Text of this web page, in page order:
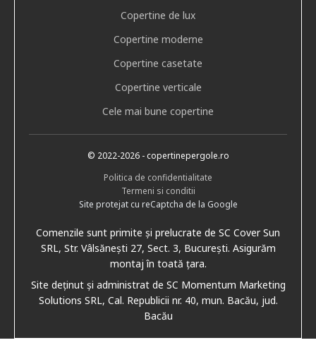
Copertine de lux
Copertine moderne
Copertine casetate
Copertine verticale
Cele mai bune copertine
© 2022-2026- copertinepergole.ro
Politica de confidentialitate
Termeni si conditii
Site protejat cu reCaptcha de la Google
Comenzile sunt primite și prelucrate de SC Cover Sun
SRL, Str. Vâlsănești 27, Sect. 3, București. Asigurăm
montaj în toată țara.
Site deținut și administrat de SC Momentum Marketing
Solutions SRL, Cal. Republicii nr. 40, mun. Bacău, jud.
Bacău